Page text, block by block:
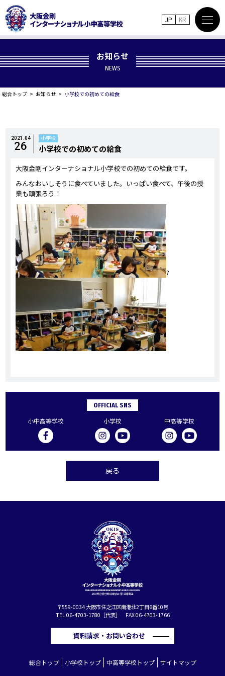
お知らせ
NEWS
総合トップ お知らせ 小学校での初めての給食
JP KR
2021.04
26
小学校
小学校での初めての給食
大阪金剛インターナショナル小学校での初めての給食です。
みんなおいしそうに食べていました。いっぱい食べて、午後の授
業も頑張ろう！
?
OFFICIAL SNS
小中高等学校 小学校 中高等学校
戻る
〒559-0034 大阪市住之江区南港北2丁目6番10号
TEL 06-4703-1780［代表］ FAX 06-4703-1766
資料請求・お問い合わせ
総合トップ 小学校トップ 中高等学校トップ サイトマップ